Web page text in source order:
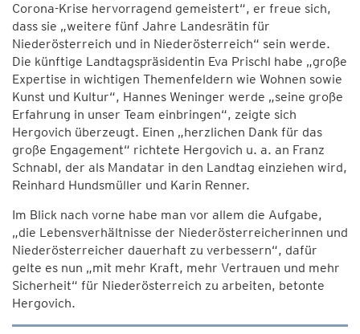
Corona-Krise hervorragend gemeistert“, er freue sich,
dass sie „weitere fünf Jahre Landesrätin für
Niederösterreich und in Niederösterreich“ sein werde.
Die künftige Landtagspräsidentin Eva Prischl habe „große
Expertise in wichtigen Themenfeldern wie Wohnen sowie
Kunst und Kultur“, Hannes Weninger werde „seine große
Erfahrung in unser Team einbringen“, zeigte sich
Hergovich überzeugt. Einen „herzlichen Dank für das
große Engagement“ richtete Hergovich u. a. an Franz
Schnabl, der als Mandatar in den Landtag einziehen wird,
Reinhard Hundsmüller und Karin Renner.
Im Blick nach vorne habe man vor allem die Aufgabe,
„die Lebensverhältnisse der Niederösterreicherinnen und
Niederösterreicher dauerhaft zu verbessern“, dafür
gelte es nun „mit mehr Kraft, mehr Vertrauen und mehr
Sicherheit“ für Niederösterreich zu arbeiten, betonte
Hergovich.